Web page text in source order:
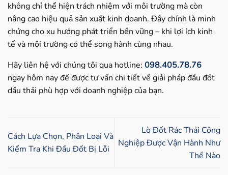
không chỉ thể hiện trách nhiệm với môi trường mà còn
nâng cao hiệu quả sản xuất kinh doanh. Đây chính là minh
chứng cho xu hướng phát triển bền vững – khi lợi ích kinh
tế và môi trường có thể song hành cùng nhau.
Hãy liên hệ với chúng tôi qua hotline: 098.405.78.76
ngay hôm nay để được tư vấn chi tiết về giải pháp đầu đốt
dầu thải phù hợp với doanh nghiệp của bạn.
Cách Lựa Chọn, Phân Loại Và
Kiểm Tra Khi Đầu Đốt Bị Lỗi
Lò Đốt Rác Thải Công
Nghiệp Được Vận Hành Như
Thế Nào